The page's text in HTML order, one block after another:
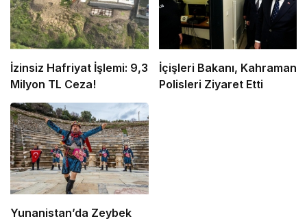
İzinsiz Hafriyat İşlemi: 9,3
Milyon TL Ceza!
İçişleri Bakanı, Kahraman
Polisleri Ziyaret Etti
Yunanistan’da Zeybek